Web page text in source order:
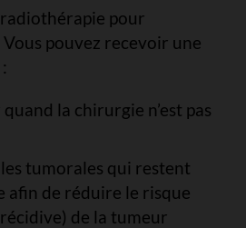
pour
pouvez recevoir une
la chirurgie n’est pas
tumorales qui restent
afin de réduire le risque
de la tumeur